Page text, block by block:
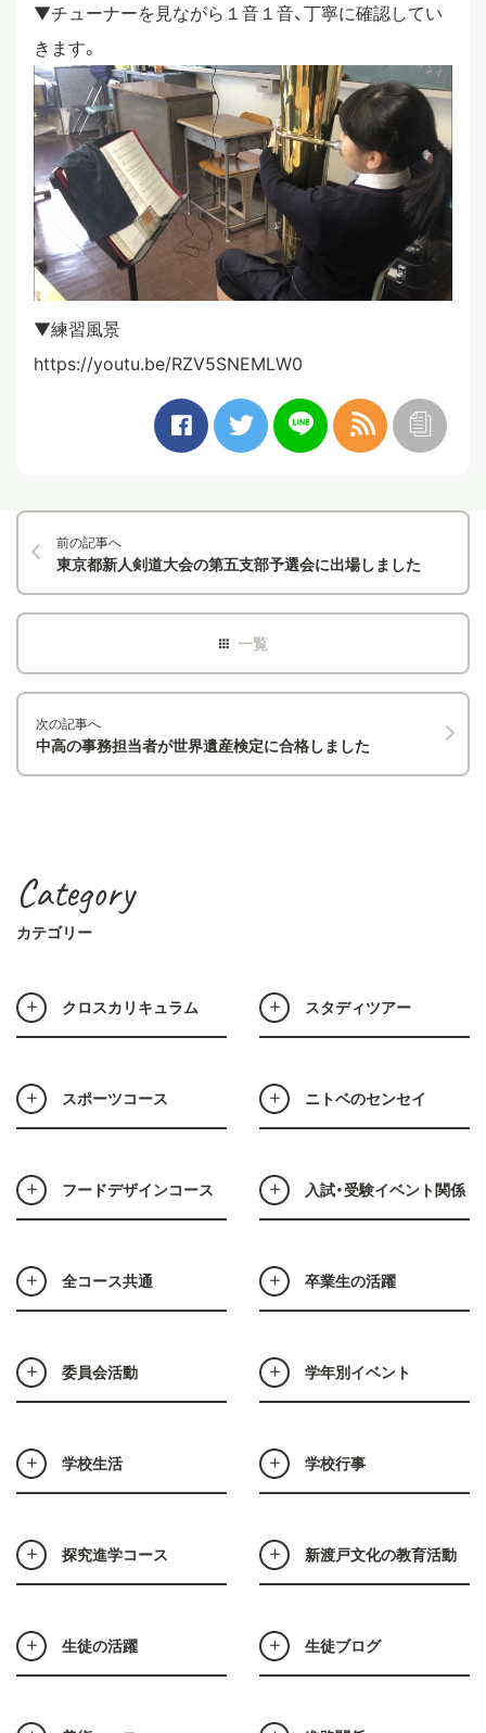
▼チューナーを見ながら１音１音、丁寧に確認してい
きます。
▼練習風景
https://youtu.be/RZV5SNEMLW0
前の記事へ
東京都新人剣道大会の第五支部予選会に出場しました
次の記事へ
中高の事務担当者が世界遺産検定に合格しました
Category
カテゴリー
クロスカリキュラム スタディツアー
スポーツコース ニトベのセンセイ
フードデザインコース 入試・受験イベント関係
全コース共通 卒業生の活躍
委員会活動 学年別イベント
学校生活 学校行事
探究進学コース 新渡戸文化の教育活動
生徒の活躍 生徒ブログ